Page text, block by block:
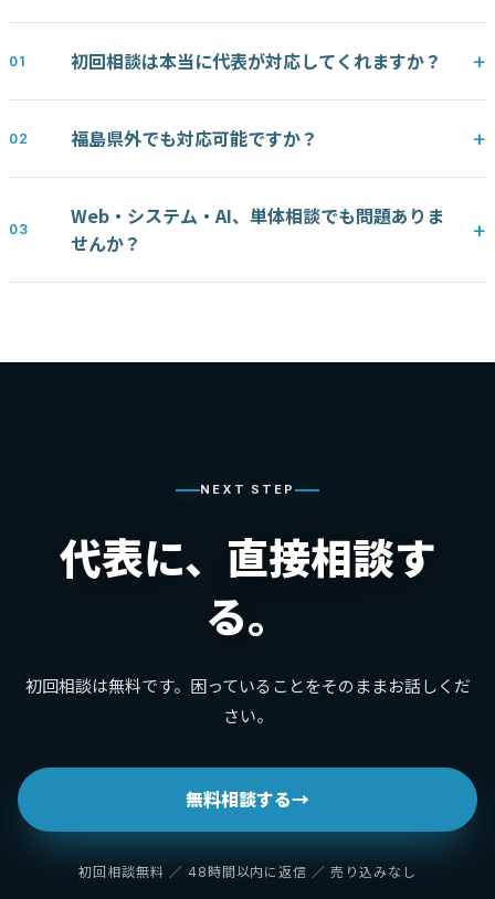
初回相談は本当に代表が対応してくれますか？
福島県外でも対応可能ですか？
Web・システム・AI、単体相談でも問題ありま
せんか？
NEXT STEP
代表に、直接相談す
る。
初回相談は無料です。困っていることをそのままお話しくだ
さい。
無料相談する→
初回相談無料 ／ 48時間以内に返信 ／ 売り込みなし